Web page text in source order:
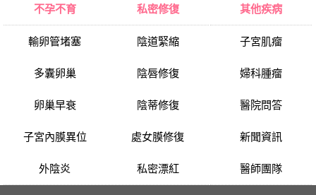
不孕不育
輸卵管堵塞
多囊卵巢
卵巢早衰
子宮內膜異位
外陰炎
私密修復
陰道緊縮
陰唇修復
陰蒂修復
處女膜修復
私密漂紅
其他疾病
子宮肌瘤
婦科腫瘤
醫院問答
新聞資訊
醫師團隊